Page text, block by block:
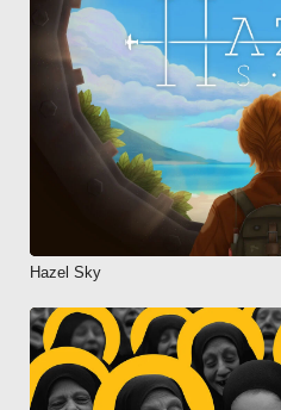
Hazel Sky